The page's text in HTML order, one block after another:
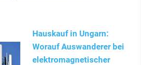
Hauskauf in Ungarn:
Worauf Auswanderer bei
elektromagnetischer